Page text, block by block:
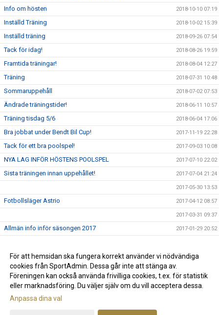
Info om hösten 2018-10-10 07:19
Inställd Träning 2018-10-02 15:39
Inställd träning 2018-09-26 07:54
Tack för idag! 2018-08-26 19:59
Framtida träningar! 2018-08-04 12:27
Träning 2018-07-31 10:48
Sommaruppehåll 2018-07-02 07:53
Ändrade träningstider! 2018-06-11 10:57
Träning tisdag 5/6 2018-06-04 17:06
Bra jobbat under Bendt Bil Cup! 2017-11-19 22:28
Tack för ett bra poolspel! 2017-09-03 10:08
NYA LAG INFÖR HÖSTENS POOLSPEL 2017-07-10 22:02
Sista träningen innan uppehållet! 2017-07-04 21:24
2017-05-30 13:53
Fotbollsläger Astrio 2017-04-12 08:57
2017-03-31 09:37
Allmän info inför säsongen 2017 2017-01-29 20:52
Avslutning för P.09 2016-10-24 13:42
Astrios P.09 - Upplägg under hösten!
Gå till Webbversion
För att hemsidan ska fungera korrekt använder vi nödvändiga
cookies från SportAdmin. Dessa går inte att stänga av.
Föreningen kan också använda frivilliga cookies, t.ex. för statistik
eller marknadsföring. Du väljer själv om du vill acceptera dessa.
Anpassa dina val